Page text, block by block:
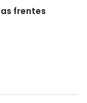
frentes